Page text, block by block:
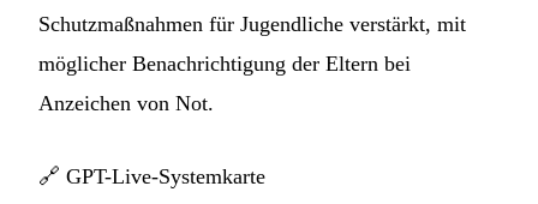
Schutzmaßnahmen für Jugendliche verstärkt, mit
möglicher Benachrichtigung der Eltern bei
Anzeichen von Not.
🔗 GPT-Live-Systemkarte